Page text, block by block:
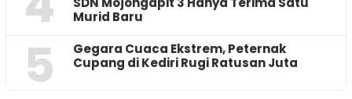
Murid Baru
5
‎Gegara Cuaca Ekstrem, Peternak
Cupang di Kediri Rugi Ratusan Juta